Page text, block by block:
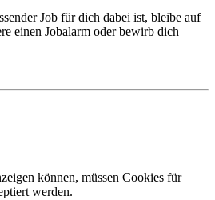
Job für dich dabei ist, bleibe auf
einen Jobalarm oder bewirb dich
können, müssen Cookies für
werden.